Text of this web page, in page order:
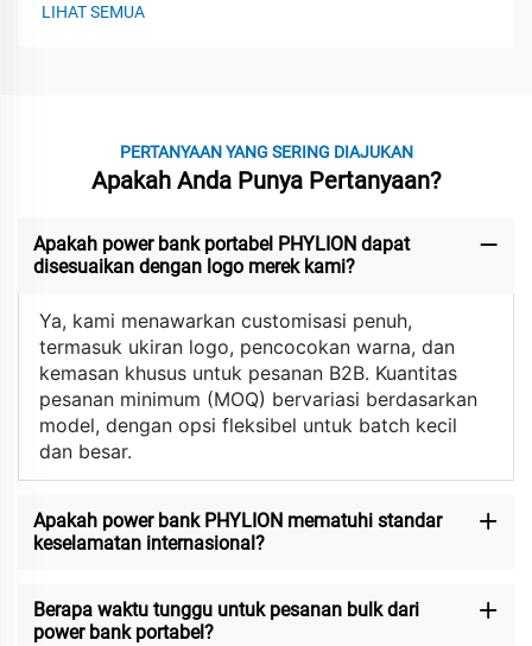
LIHAT SEMUA
PERTANYAAN YANG SERING DIAJUKAN
Apakah Anda Punya Pertanyaan?
Apakah power bank portabel PHYLION dapat
disesuaikan dengan logo merek kami?
Ya, kami menawarkan customisasi penuh,
termasuk ukiran logo, pencocokan warna, dan
kemasan khusus untuk pesanan B2B. Kuantitas
pesanan minimum (MOQ) bervariasi berdasarkan
model, dengan opsi fleksibel untuk batch kecil
dan besar.
Apakah power bank PHYLION mematuhi standar
keselamatan internasional?
Berapa waktu tunggu untuk pesanan bulk dari
power bank portabel?